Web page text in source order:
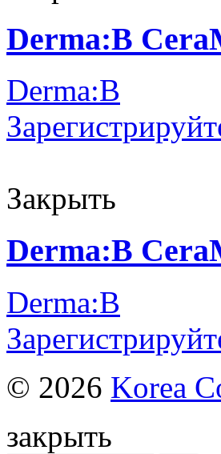
Derma:B
Derma:B
Закрыть
Derma:B
Derma:B
© 2026 Korea
закрыть